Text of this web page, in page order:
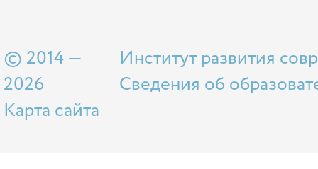
© 2014 —
2026
Карта сайта
Институт развития
Сведения об